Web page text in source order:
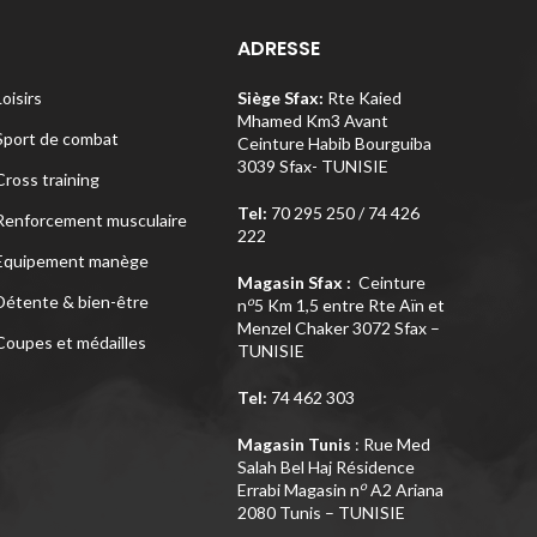
de combat
training
musculaire
manège
& bien-être
et médailles
ADRESSE
Siège Sfax: Rte Kaied
Mhamed Km3 Avant
Ceinture Habib Bourguiba
3039 Sfax- TUNISIE
Tel: 70 295 250 / 74 426
222
Magasin Sfax : Ceinture
no5 Km 1,5 entre Rte Aïn et
Menzel Chaker 3072 Sfax –
TUNISIE
Tel: 74 462 303
Magasin Tunis : Rue Med
Salah Bel Haj Résidence
Errabi Magasin noA2 Ariana
2080 Tunis – TUNISIE